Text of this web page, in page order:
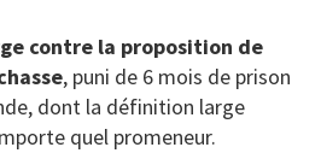
contre la proposition de
, puni de 6 mois de prison
dont la définition large
quel promeneur.